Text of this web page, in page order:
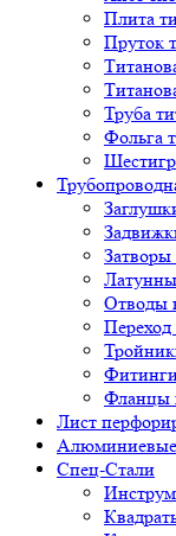
Плита
Пруток
Труба
Фольга
Отводы
Фланцы
Лист
Алюминиевые
Спец-Стали